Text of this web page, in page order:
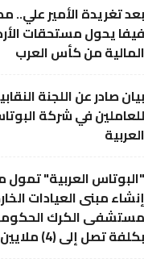
بعد تغريدة الأمير علي..
فيفا يحول مستحقات
المالية من كأس العرب
بيان صادر عن اللجنة
للعاملين في شركة
العربية
"البوتاس العربية"
إنشاء مبنى العيادات
مستشفى الكرك
بكلفة تصل إلى (4) ملايين دينار